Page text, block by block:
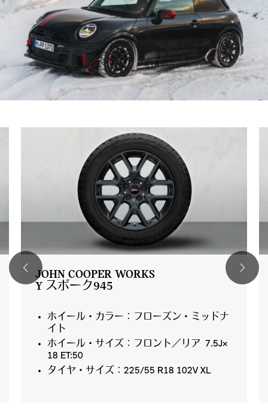
JOHN COOPER WORKS
Y スポーク945
ホイール・カラー：フローズン・ミッドナ
イト
ホイール・サイズ：フロント／リア 7.5J×
18 ET:50
タイヤ・サイズ：225/55 R18 102V XL